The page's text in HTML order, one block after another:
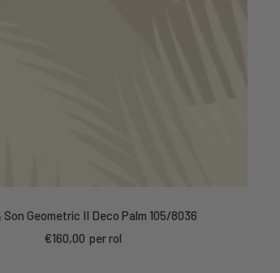
Son Geometric II Deco Palm 105/8036
Kortings
€160,00 per rol